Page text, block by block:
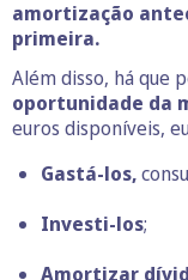
amortização
primeira.
Além disso, há que
oportunidade da
euros disponíveis,
Gastá-los,
Investi-los;
Amortizar